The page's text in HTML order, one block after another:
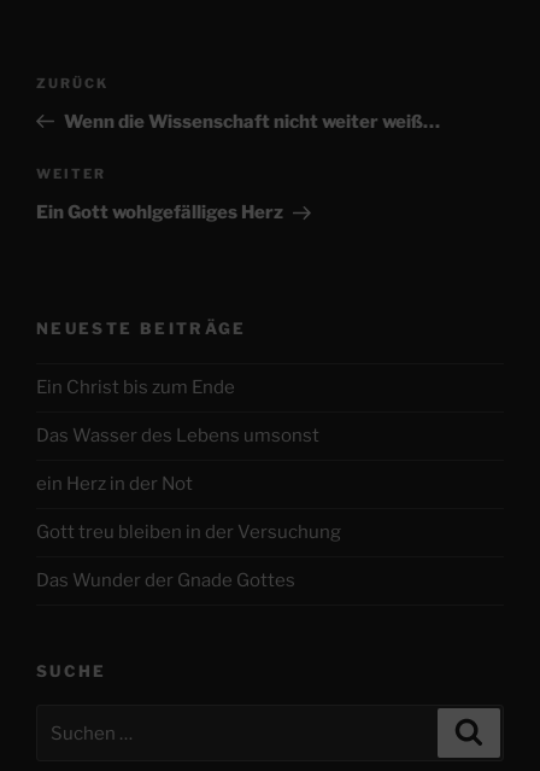
Beitragsnavigation
Vorheriger
Beitrag
ZURÜCK
Wenn die Wissenschaft nicht weiter weiß…
Nächster
Beitrag
WEITER
Ein Gott wohlgefälliges Herz
NEUESTE BEITRÄGE
Ein Christ bis zum Ende
Das Wasser des Lebens umsonst
ein Herz in der Not
Gott treu bleiben in der Versuchung
Das Wunder der Gnade Gottes
SUCHE
nach: